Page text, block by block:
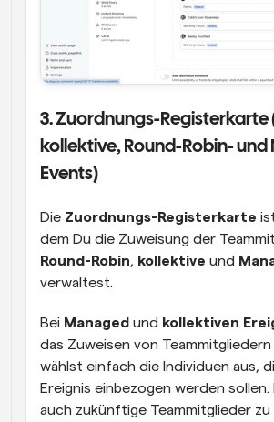
3. Zuordnungs-Registerkarte
kollektive, Round-Robin-
Events)
Die Zuordnungs-Registerkarte
Round-Robin, kollektive und
verwaltest.
Bei Managed und kollektiven
das Zuweisen von
wählst einfach die Individuen aus,
Ereignis einbezogen werden sollen.
auch zukünftige Teammitglieder zu